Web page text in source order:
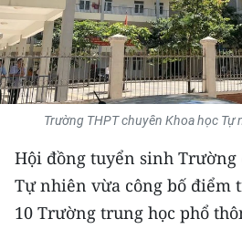
MÔI TRƯỜNG
BẠN ĐỌC
KIỂM CHỨNG THÔNG TIN
TRI THỨC CHUYÊN SÂU
54 DÂN TỘC VIỆT NAM
Trường THPT chuyên Khoa học Tự
Hội đồng tuyển sinh Trường
Tự nhiên vừa công bố điểm
10 Trường trung học phổ